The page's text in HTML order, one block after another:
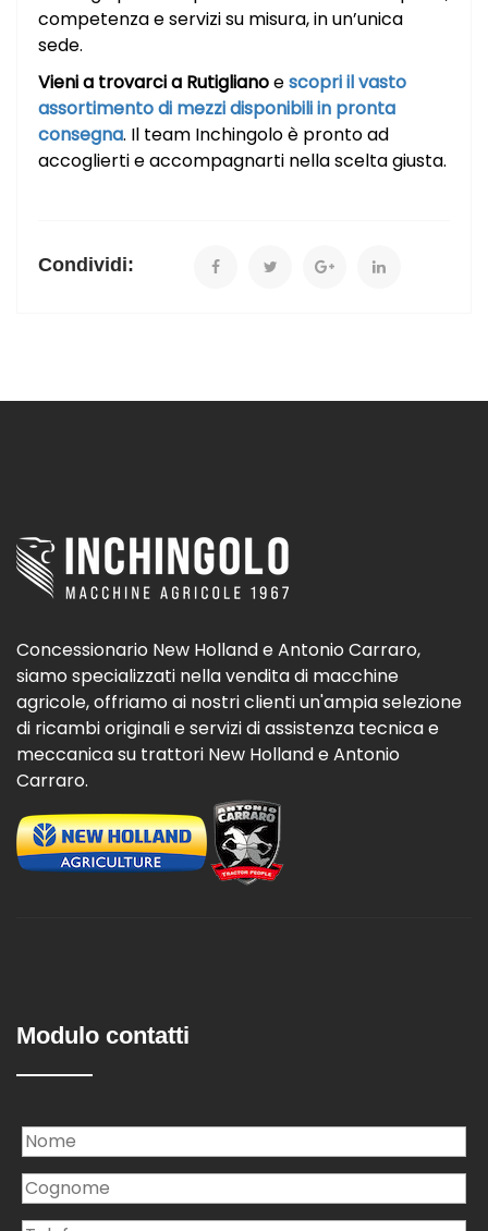
competenza e servizi su misura, in un’unica
sede.
Vieni a trovarci a Rutiglianoescopri il vasto
assortimento di mezzi disponibili in pronta
consegna. Il team Inchingolo è pronto ad
accoglierti e accompagnarti nella scelta giusta.
Condividi:
Concessionario New Holland e Antonio Carraro,
siamo specializzati nella vendita di macchine
agricole, offriamo ai nostri clienti un'ampia selezione
di ricambi originali e servizi di assistenza tecnica e
meccanica su trattori New Holland e Antonio
Carraro.
Modulo contatti